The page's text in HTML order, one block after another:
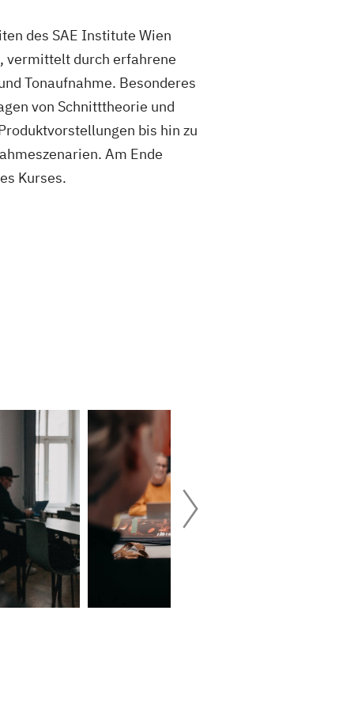
des SAE Institute Wien
vermittelt durch erfahrene
Tonaufnahme. Besonderes
von Schnitttheorie und
bis hin zu
Am Ende
Kurses.